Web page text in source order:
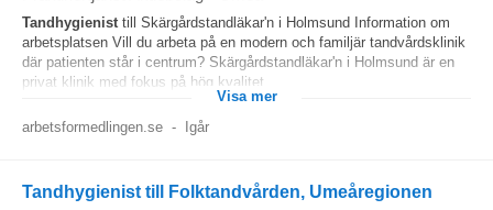
Tandhygienisttill Skärgårdstandläkar'n i Holmsund Information om
arbetsplatsen Vill du arbeta på en modern och familjär tandvårdsklinik
där patienten står i centrum? Skärgårdstandläkar'n i Holmsund är en
privat klinik med fokus på hög kvalitet...
Visa mer
arbetsformedlingen.se - Igår
Tandhygienist till Folktandvården, Umeåregionen